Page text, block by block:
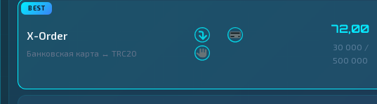
X-Order
Банковская карта ↔ TRC20
72,00
30 000 /
500 000
Электронные
Деньги
Банковские счета
и карты
переводы
Банковские счета
и карты
переводы